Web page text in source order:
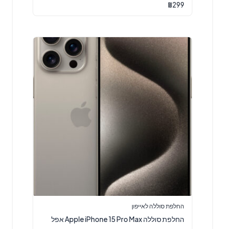
₪299
החלפת סוללה לאייפון
‏החלפת סוללה Apple iPhone 15 Pro Max אפל